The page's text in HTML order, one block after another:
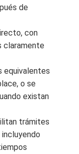
de
con
claramente
equivalentes
o se
existan
trámites